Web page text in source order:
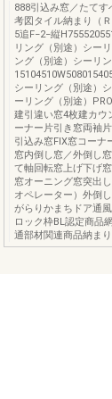
888引込み窓／たて
考図タイル納まり（
5追F−2−縦
リング（別途）シー
ング（別途）シーリ
シーリング（別途）
ーリング（別途）
建引違い窓4枚建カウ
ーナー片引き窓両袖
引込み窓FIX窓コーナ
窓内倒し窓／外倒し
て軸回転窓上げ下げ
窓オーニング窓突出
オペレーター）外倒
がらりかまちドア通
ロック枠BL認定商品
通部材関連商品納ま